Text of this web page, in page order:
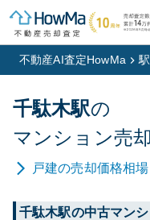
不動産AI査定HowMa
千駄木駅の
マンション売
戸建の売却価格相場
千駄木駅の中古マン